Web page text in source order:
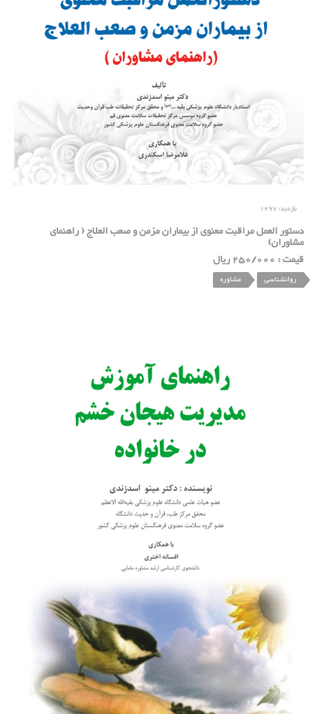
بازدید: 1297
دستور العمل مراقبت معنوی از بیماران مزمن و صعب العلاج ( راهنمای
مشاوران)
قیمت : 250/000 ریال
روانشناسی مشاوره